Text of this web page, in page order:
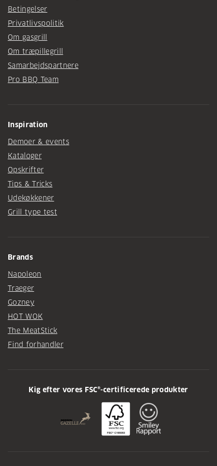
Betingelser
Privatlivspolitik
Om gasgrill
Om træpillegrill
Samarbejdspartnere
Pro BBQ Team
Inspiration
Demoer & events
Kataloger
Opskrifter
Tips & Tricks
Udekøkkener
Grill type test
Brands
Napoleon
Traeger
Gozney
HOT WOK
The MeatStick
Find forhandler
Kig efter vores FSC®-certificerede produkter